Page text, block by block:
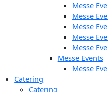
Messe
Messe
Messe
Messe
Messe
Messe Events
Messe
Catering
Catering